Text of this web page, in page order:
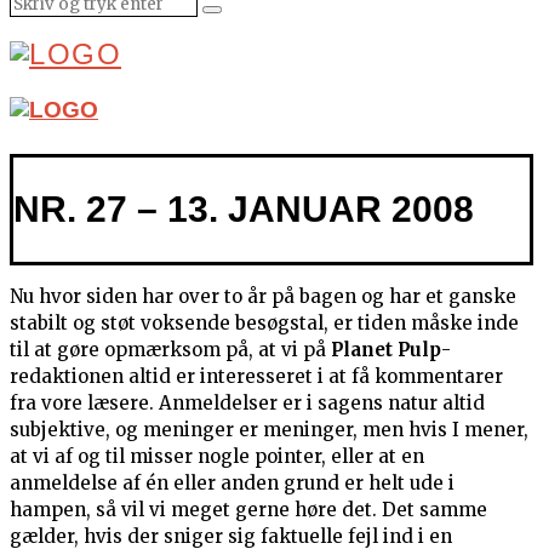
NR. 27 – 13. JANUAR 2008
Nu hvor siden har over to år på bagen og har et ganske
stabilt og støt voksende besøgstal, er tiden måske inde
til at gøre opmærksom på, at vi på Planet Pulp-
redaktionen altid er interesseret i at få kommentarer
fra vore læsere. Anmeldelser er i sagens natur altid
subjektive, og meninger er meninger, men hvis I mener,
at vi af og til misser nogle pointer, eller at en
anmeldelse af én eller anden grund er helt ude i
hampen, så vil vi meget gerne høre det. Det samme
gælder, hvis der sniger sig faktuelle fejl ind i en